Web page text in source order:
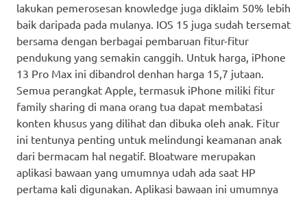
lakukan pemerosesan knowledge juga diklaim 50% lebih
baik daripada pada mulanya. IOS 15 juga sudah tersemat
bersama dengan berbagai pembaruan fitur-fitur
pendukung yang semakin canggih. Untuk harga, iPhone
13 Pro Max ini dibandrol denhan harga 15,7 jutaan.
Semua perangkat Apple, termasuk iPhone miliki fitur
family sharing di mana orang tua dapat membatasi
konten khusus yang dilihat dan dibuka oleh anak. Fitur
ini tentunya penting untuk melindungi keamanan anak
dari bermacam hal negatif. Bloatware merupakan
aplikasi bawaan yang umumnya udah ada saat HP
pertama kali digunakan. Aplikasi bawaan ini umumnya